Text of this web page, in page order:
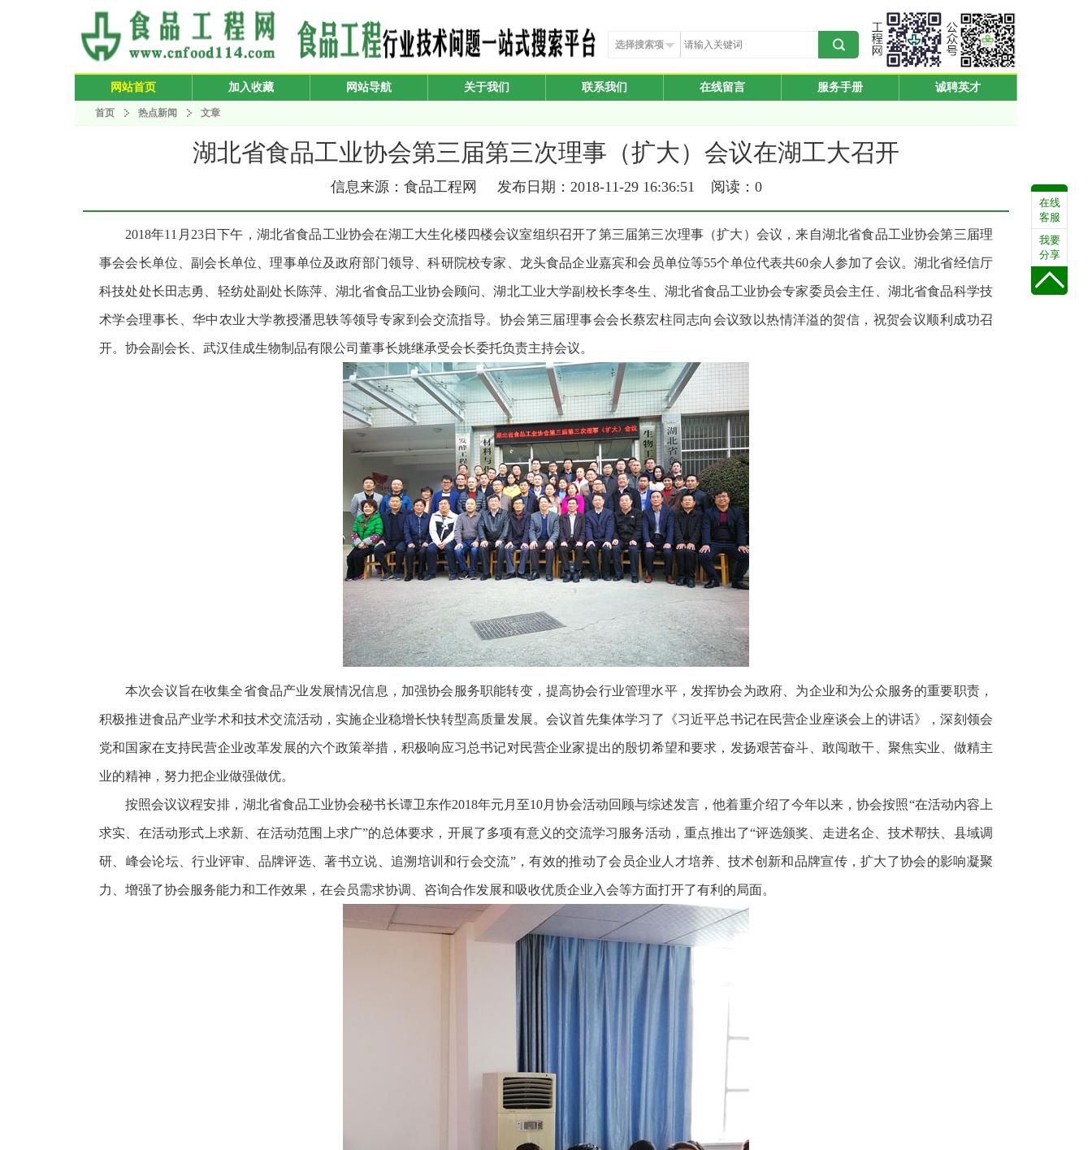
选择搜索项
网站首页 加入收藏 网站导航 关于我们 联系我们 在线留言 服务手册 诚聘英才
首页 热点新闻 文章
湖北省食品工业协会第三届第三次理事（扩大）会议在湖工大召开
信息来源：食品工程网 发布日期：2018-11-29 16:36:51 阅读： 0
2018年11月23日下午，湖北省食品工业协会在湖工大生化楼四楼会议室组织召开了第三届第三次理事（扩大）会议，来自湖北省食品工业协会第三届理
事会会长单位、副会长单位、理事单位及政府部门领导、科研院校专家、龙头食品企业嘉宾和会员单位等55个单位代表共60余人参加了会议。湖北省经信厅
科技处处长田志勇、轻纺处副处长陈萍、湖北省食品工业协会顾问、湖北工业大学副校长李冬生、湖北省食品工业协会专家委员会主任、湖北省食品科学技
术学会理事长、华中农业大学教授潘思轶等领导专家到会交流指导。协会第三届理事会会长蔡宏柱同志向会议致以热情洋溢的贺信，祝贺会议顺利成功召
开。协会副会长、武汉佳成生物制品有限公司董事长姚继承受会长委托负责主持会议。
本次会议旨在收集全省食品产业发展情况信息，加强协会服务职能转变，提高协会行业管理水平，发挥协会为政府、为企业和为公众服务的重要职责，
积极推进食品产业学术和技术交流活动，实施企业稳增长快转型高质量发展。会议首先集体学习了《习近平总书记在民营企业座谈会上的讲话》，深刻领会
党和国家在支持民营企业改革发展的六个政策举措，积极响应习总书记对民营企业家提出的殷切希望和要求，发扬艰苦奋斗、敢闯敢干、聚焦实业、做精主
业的精神，努力把企业做强做优。
按照会议议程安排，湖北省食品工业协会秘书长谭卫东作2018年元月至10月协会活动回顾与综述发言，他着重介绍了今年以来，协会按照“在活动内容上
求实、在活动形式上求新、在活动范围上求广”的总体要求，开展了多项有意义的交流学习服务活动，重点推出了“评选颁奖、走进名企、技术帮扶、县域调
研、峰会论坛、行业评审、品牌评选、著书立说、追溯培训和行会交流”，有效的推动了会员企业人才培养、技术创新和品牌宣传，扩大了协会的影响凝聚
力、增强了协会服务能力和工作效果，在会员需求协调、咨询合作发展和吸收优质企业入会等方面打开了有利的局面。
在线
客服
我要
分享